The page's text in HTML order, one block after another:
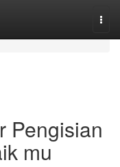
Pengisian
mu